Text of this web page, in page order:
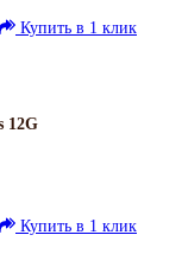
Купить в 1 клик
12G
Купить в 1 клик